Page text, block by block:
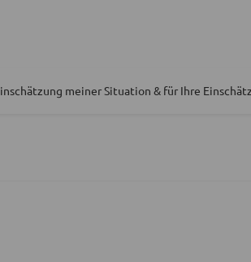
meiner Situation & für Ihre